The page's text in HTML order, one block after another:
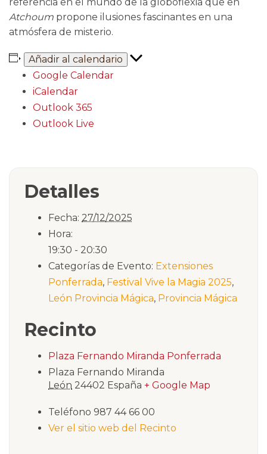
Atchoum propone ilusiones fascinantes en una
atmósfera de misterio.
Añadir al calendario
Google Calendar
iCalendar
Outlook 365
Outlook Live
Detalles
Fecha: 27/12/2025
Hora:
19:30 - 20:30
Categorías de Evento: Extensiones
Ponferrada, Festival Vive la Magia 2025,
León Provincia Mágica, Provincia Mágica
Recinto
Plaza Fernando Miranda Ponferrada
Plaza Fernando Miranda
León 24402 España + Google Map
Teléfono 987 44 66 00
Ver el sitio web del Recinto